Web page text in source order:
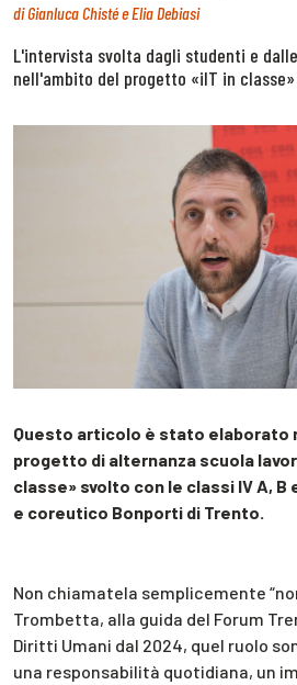
diGianluca Chisté e Elia Debiasi
L'intervista svolta dagli studenti e
nell'ambito del progetto «ilT in classe»
Questo articolo è stato elaborato
progetto di alternanza scuola
classe» svolto con le classi IV A, B
e coreutico Bonporti di Trento.
Non chiamatela semplicemente
Trombetta, alla guida del Forum
Diritti Umani dal 2024, quel ruolo
una responsabilità quotidiana, un